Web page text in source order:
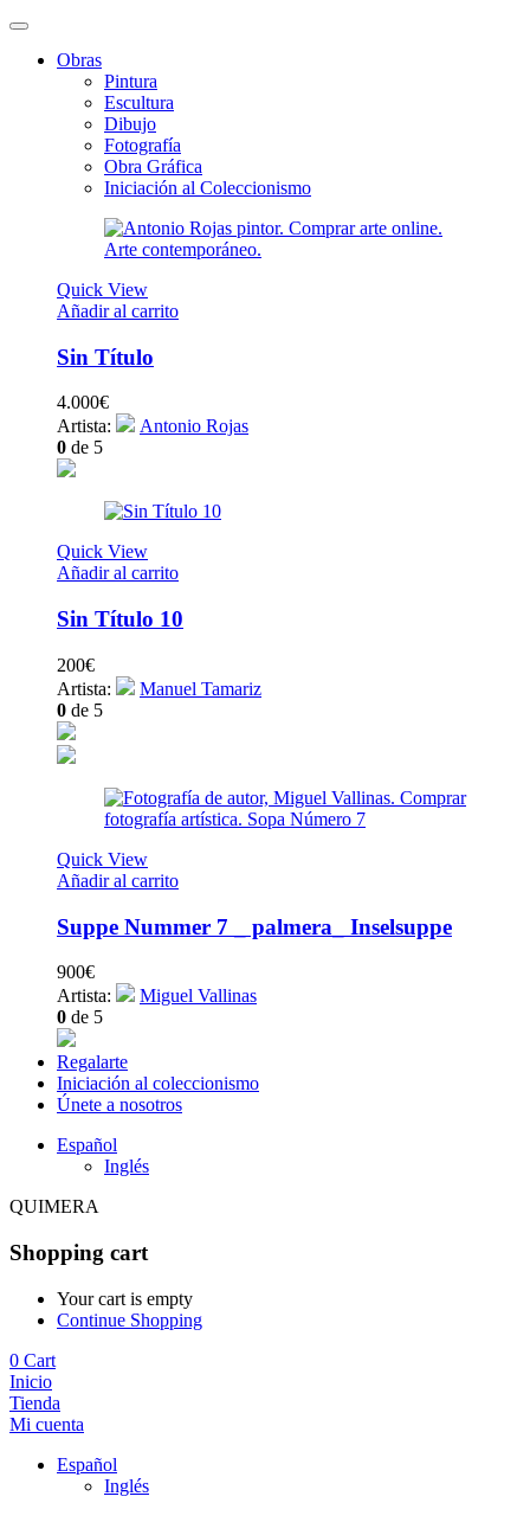
Obras
Pintura
Escultura
Dibujo
Fotografía
Obra Gráfica
Iniciación al Coleccionismo
Quick View
Añadir al carrito
Sin Título
4.000€
Artista:
Antonio Rojas
0 de 5
Quick View
Añadir al carrito
Sin Título 10
200€
Artista:
Manuel Tamariz
0 de 5
Quick View
Añadir al carrito
Suppe Nummer 7 _ palmera_ Inselsuppe
900€
Artista:
Miguel Vallinas
0 de 5
Regalarte
Iniciación al coleccionismo
Únete a nosotros
Español
Inglés
QUIMERA
Shopping cart
Your cart is empty
Continue Shopping
0 Cart
Inicio
Tienda
Mi cuenta
Español
Inglés